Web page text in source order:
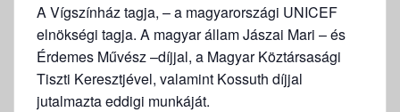
A Vígszínház tagja, – a magyarországi UNICEF
elnökségi tagja. A magyar állam Jászai Mari – és
Érdemes Művész –díjjal, a Magyar Köztársasági
Tiszti Keresztjével, valamint Kossuth díjjal
jutalmazta eddigi munkáját.